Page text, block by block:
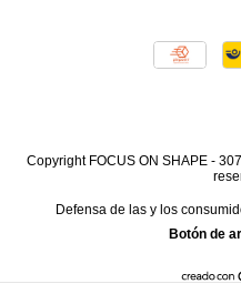
Copyright FOCUS ON SHAPE -
Defensa de las y los
Botón de